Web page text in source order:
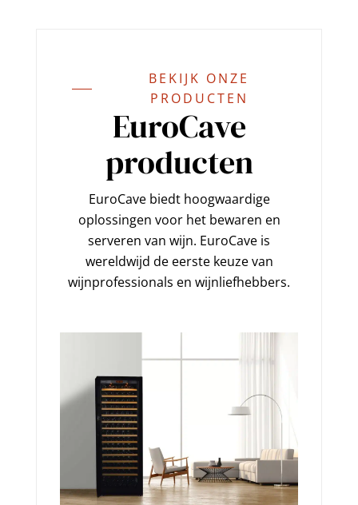
BEKIJK ONZE
PRODUCTEN
EuroCave
producten
EuroCave biedt hoogwaardige
oplossingen voor het bewaren en
serveren van wijn. EuroCave is
wereldwijd de eerste keuze van
wijnprofessionals en wijnliefhebbers.